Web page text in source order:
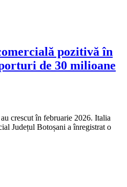
pozitivă în
de 30 milioane
crescut în februarie 2026. Italia
Județul Botoșani a înregistrat o